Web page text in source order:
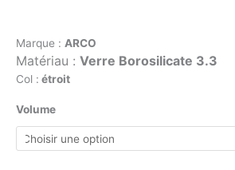
Marque : ARCO
Matériau : Verre Borosilicate 3.3
Col : étroit
Volume